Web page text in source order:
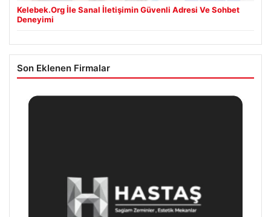
Kelebek.Org İle Sanal İletişimin Güvenli Adresi Ve Sohbet
Deneyimi
Son Eklenen Firmalar